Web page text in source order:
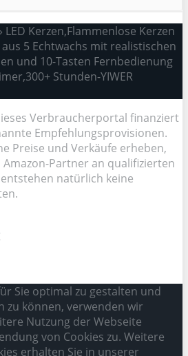
LED Kerzen,Flammenlose Kerzen
5 Echtwachs mit realistischen
und 10-Tasten Fernbedienung
Stunden-YIWER
Verbraucherportal finanziert
Empfehlungsprovisionen.
Preise und Verkäufe erheben,
Partner an qualifizierten
natürlich keine
Sie optimal zu gestalten und
zu können, verwenden wir
Nutzung der Webseite
von Cookies zu. Weitere
erhalten Sie in unserer